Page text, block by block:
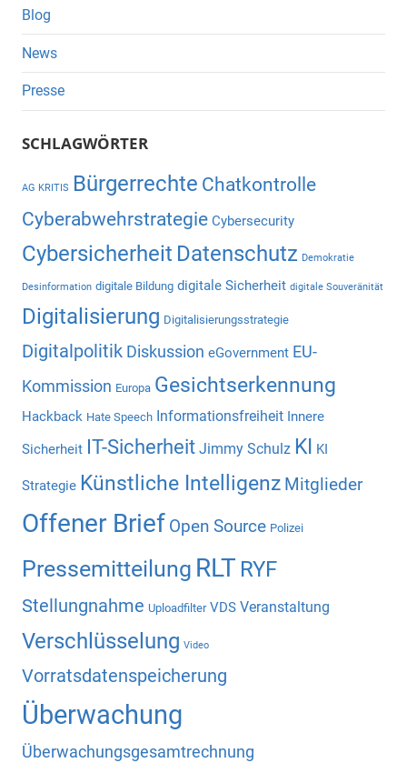
Blog
News
Presse
SCHLAGWÖRTER
AG KRITIS Bürgerrechte Chatkontrolle
Cyberabwehrstrategie Cybersecurity
Cybersicherheit Datenschutz Demokratie
Desinformation digitale Bildung digitale Sicherheit digitale Souveränität
Digitalisierung Digitalisierungsstrategie
Digitalpolitik Diskussion eGovernment EU-
Kommission Europa Gesichtserkennung
Hackback Hate Speech Informationsfreiheit Innere
Sicherheit IT-Sicherheit Jimmy Schulz KI KI
Strategie Künstliche Intelligenz Mitglieder
Offener Brief Open Source Polizei
Pressemitteilung RLT RYF
Stellungnahme Uploadfilter VDS Veranstaltung
Verschlüsselung Video
Vorratsdatenspeicherung
Überwachung
Überwachungsgesamtrechnung